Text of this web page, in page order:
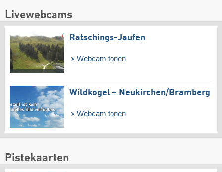
Livewebcams
Ratschings-Jaufen
Webcam tonen
Wildkogel – Neukirchen/​Bramberg
Webcam tonen
Pistekaarten